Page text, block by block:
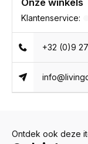
Onze winkels
Klantenservice:
+32 (0)9
Ontdek ook deze